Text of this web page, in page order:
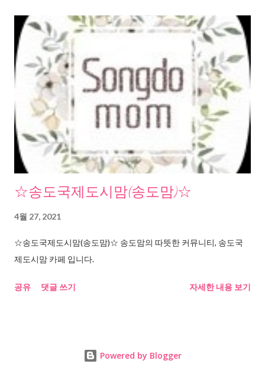
☆송도국제도시맘(송도맘)☆
4월 27, 2021
☆송도국제도시맘(송도맘)☆ 송도맘의 따뜻한 커뮤니티, 송도국
제도시맘 카페 입니다.
공유 댓글 쓰기 자세한 내용 보기
Powered by Blogger